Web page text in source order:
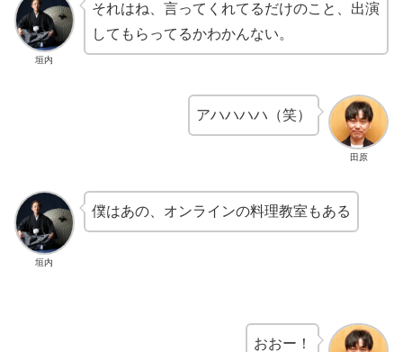
垣内
それはね、言ってくれてるだけのこと、出演
してもらってるかわかんない。
田原
アハハハハ（笑）
垣内
僕はあの、オンラインの料理教室もある
おおー！